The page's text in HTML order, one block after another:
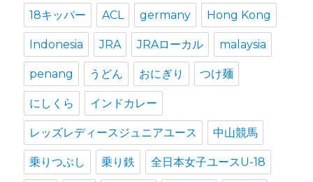
18キッパー ACL germany Hong Kong
Indonesia JRA JRAローカル malaysia
penang うどん おにぎり つけ麺
にしくら インドカレー
レッズレディースジュニアユース 中山競馬
乗りつぶし 乗り鉄 全日本女子ユースU-18